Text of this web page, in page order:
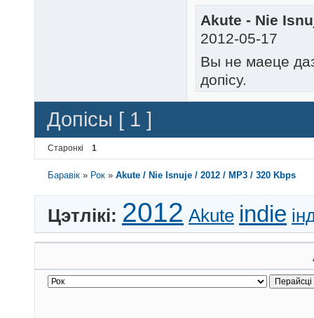
Akute - Nie
2012-05-17
Вы не маеце
допісу.
Допісы [ 1 ]
Старонкі 1
Баравік » Рок »Akute / Nie Isnuje / 2012 / MP3 / 320 Kbps
Цэтлікі: 2012 Akute indie